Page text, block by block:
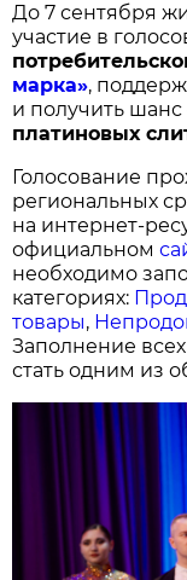
До 7 сентября
участие в
марка»,
и получить шанс
платиновых
Голосование
региональных
на интернет-
официальном
необходимо
категориях:
товары,
Заполнение
стать одним из